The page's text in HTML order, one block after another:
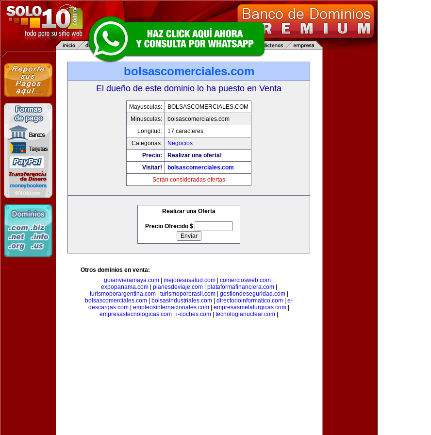
bolsascomerciales.com
El dueño de este dominio lo ha puesto en Venta
Mayusculas:
BOLSASCOMERCIALES.COM
Minusculas:
bolsascomerciales.com
Longitud:
17 caracteres
Categorias:
Negocios
Precio:
Realizar una oferta!
Visitar!
bolsascomerciales.com
Serán consideradas ofertas
Realizar una Oferta
Precio Ofrecido $
Otros dominios en venta:
guiarivieramaya.com
mejoresusalud.com comerciosweb.com
expopanama.com| planesdeviaje.com| plataformafinanciera.com|
turismoporargentina.com| turismoporbrasil.com| gestiondeseguridad.com|
bolsascomerciales.com
bolsasindustriales.com directorioinformatico.com
e-
descargas.com
empleosinternacionales.com empresasmetalurgicas.com
empresastecnologicas.com
i-coches.com tecnologianuclear.com